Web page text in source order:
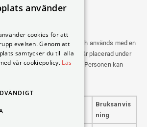
med en 3,5mm minijack och används med en
RX901C. Vibratorn som är placerad under
närRX901Cger ett larm. Personen kan
Bruksanvis
ning
DANISH
ENGLISH
GERMAN
använder
cookies för att
Genom att
samtycker du till alla
vår cookiepolicy. Läs